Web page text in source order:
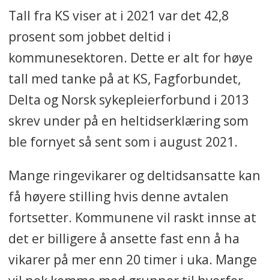
Tall fra KS viser at i 2021 var det 42,8
prosent som jobbet deltid i
kommunesektoren. Dette er alt for høye
tall med tanke på at KS, Fagforbundet,
Delta og Norsk sykepleierforbund i 2013
skrev under på en heltidserklæring som
ble fornyet så sent som i august 2021.
Mange ringevikarer og deltidsansatte kan
få høyere stilling hvis denne avtalen
fortsetter. Kommunene vil raskt innse at
det er billigere å ansette fast enn å ha
vikarer på mer enn 20 timer i uka. Mange